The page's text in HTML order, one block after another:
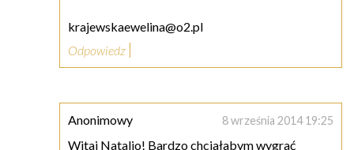
krajewskaewelina@o2.pl
Odpowiedz
Anonimowy 8 września 2014 19:25
Witaj Natalio! Bardzo chciałabym wygrać